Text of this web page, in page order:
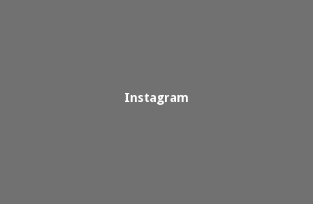
Instagram